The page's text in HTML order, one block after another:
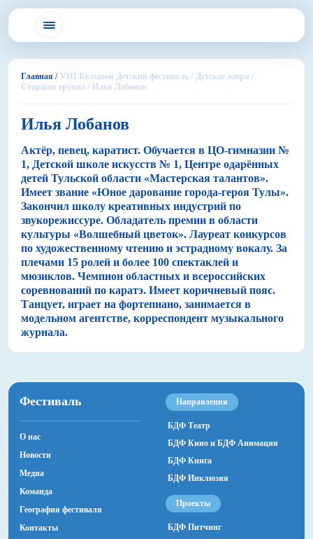
Главная / VIII Большой Детский фестиваль / Детское жюри /
Старшая группа / Илья Лобанов
Илья Лобанов
Актёр, певец, каратист. Обучается в ЦО-гимназии №
1, Детской школе искусств № 1, Центре одарённых
детей Тульской области «Мастерская талантов».
Имеет звание «Юное дарование города-героя Тулы».
Закончил школу креативных индустрий по
звукорежиссуре. Обладатель премии в области
культуры «Волшебный цветок». Лауреат конкурсов
по художественному чтению и эстрадному вокалу. За
плечами 15 ролей и более 100 спектаклей и
мюзиклов. Чемпион областных и всероссийских
соревнований по каратэ. Имеет коричневый пояс.
Танцует, играет на фортепиано, занимается в
модельном агентстве, корреспондент музыкального
журнала.
Фестиваль
О нас
Новости
Медиа
Команда
География фестиваля
Контакты
Направления
БДФ Театр
БДФ Кино и БДФ Анимация
БДФ Книга
БДФ Инклюзия
Проекты
БДФ Питчинг